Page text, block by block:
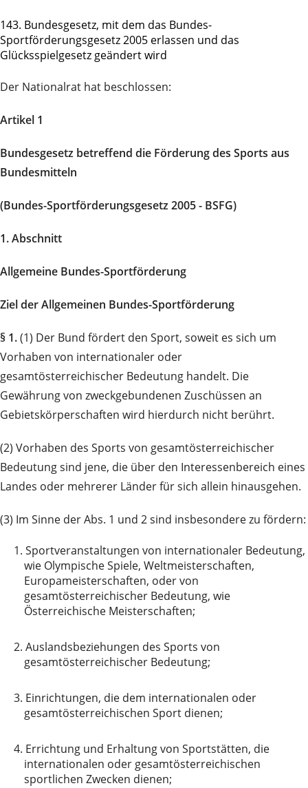
143. Bundesgesetz, mit dem das Bundes-
Sportförderungsgesetz 2005 erlassen und das
Glücksspielgesetz geändert wird
Der Nationalrat hat beschlossen:
Artikel 1
Bundesgesetz betreffend die Förderung des Sports aus
Bundesmitteln
(Bundes-Sportförderungsgesetz 2005 - BSFG)
1. Abschnitt
Allgemeine Bundes-Sportförderung
Ziel der Allgemeinen Bundes-Sportförderung
§ 1.(1) Der Bund fördert den Sport, soweit es sich um
Vorhaben von internationaler oder
gesamtösterreichischer Bedeutung handelt. Die
Gewährung von zweckgebundenen Zuschüssen an
Gebietskörperschaften wird hierdurch nicht berührt.
(2) Vorhaben des Sports von gesamtösterreichischer
Bedeutung sind jene, die über den Interessenbereich eines
Landes oder mehrerer Länder für sich allein hinausgehen.
(3) Im Sinne der Abs. 1 und 2 sind insbesondere zu fördern:
1. Sportveranstaltungen von internationaler Bedeutung,
wie Olympische Spiele, Weltmeisterschaften,
Europameisterschaften, oder von
gesamtösterreichischer Bedeutung, wie
Österreichische Meisterschaften;
2. Auslandsbeziehungen des Sports von
gesamtösterreichischer Bedeutung;
3. Einrichtungen, die dem internationalen oder
gesamtösterreichischen Sport dienen;
4. Errichtung und Erhaltung von Sportstätten, die
internationalen oder gesamtösterreichischen
sportlichen Zwecken dienen;